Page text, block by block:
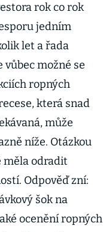
rok co rok
jedním
let a řada
možné se
ropných
která snad
může
níže. Otázkou
měla odradit
Odpověď zní:
šok na
ocenění ropných